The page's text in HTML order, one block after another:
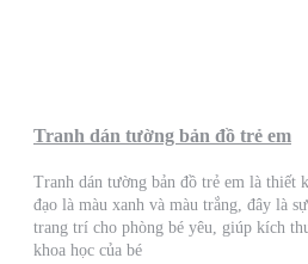
Tranh dán tường bản đồ trẻ em
Tranh dán tường bản đồ trẻ em là thiết
đạo là màu xanh và màu trắng, đây là
trang trí cho phòng bé yêu, giúp kích
khoa học của bé